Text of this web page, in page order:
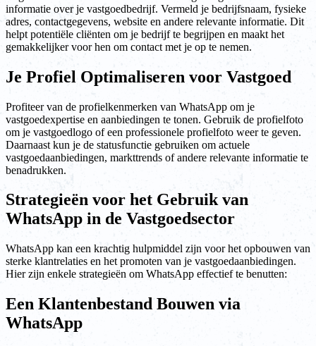
informatie over je vastgoedbedrijf. Vermeld je bedrijfsnaam, fysieke
adres, contactgegevens, website en andere relevante informatie. Dit
helpt potentiële cliënten om je bedrijf te begrijpen en maakt het
gemakkelijker voor hen om contact met je op te nemen.
Je Profiel Optimaliseren voor Vastgoed
Profiteer van de profielkenmerken van WhatsApp om je
vastgoedexpertise en aanbiedingen te tonen. Gebruik de profielfoto
om je vastgoedlogo of een professionele profielfoto weer te geven.
Daarnaast kun je de statusfunctie gebruiken om actuele
vastgoedaanbiedingen, markttrends of andere relevante informatie te
benadrukken.
Strategieën voor het Gebruik van
WhatsApp in de Vastgoedsector
WhatsApp kan een krachtig hulpmiddel zijn voor het opbouwen van
sterke klantrelaties en het promoten van je vastgoedaanbiedingen.
Hier zijn enkele strategieën om WhatsApp effectief te benutten:
Een Klantenbestand Bouwen via
WhatsApp